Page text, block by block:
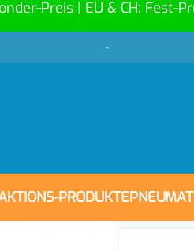
Preis | EU & CH: Fest-
-
PRODUKTE